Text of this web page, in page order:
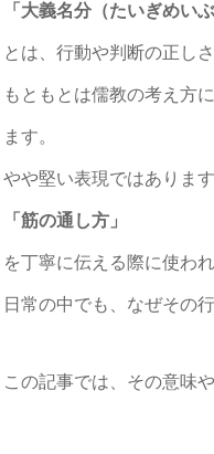
「大義名分（たいぎめいぶ
とは、行動や判断の正し
もともとは儒教の考え方
ます。
やや堅い表現ではありま
「筋の通し方」
を丁寧に伝える際に使われ
日常の中でも、なぜその
この記事では、その意味